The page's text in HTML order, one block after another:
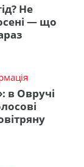
Не
— що
в Овручі